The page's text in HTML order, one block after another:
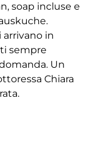
soap incluse e
arrivano in
sempre
Un
Chiara